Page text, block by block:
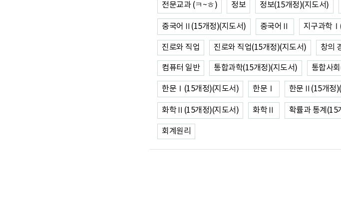
전문교과 (ㅋ~ㅎ) 정보 정보(15개정)(지도서)
중국어Ⅱ(15개정)(지도서) 중국어Ⅱ 지구과학
진로와 직업 진로와 직업(15개정)(지도서) 창의
컴퓨터 일반 통합과학(15개정)(지도서) 통합사
한문Ⅰ(15개정)(지도서) 한문Ⅰ 한문Ⅱ(15개정
화학Ⅱ(15개정)(지도서) 화학Ⅱ 확률과 통계(15
회계원리